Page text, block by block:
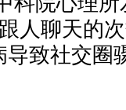
人聊天的
致社交圈